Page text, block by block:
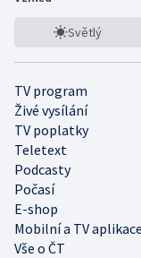
Světlý
TV program
Živé vysílání
TV poplatky
Teletext
Podcasty
Počasí
E-shop
Mobilní a TV aplikace
Vše o ČT